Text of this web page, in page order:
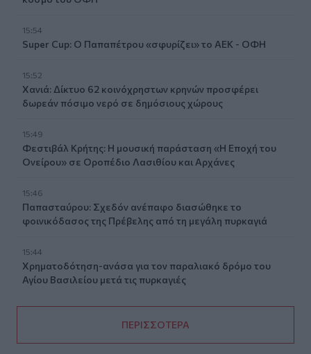
15:54
Super Cup: Ο Παπαπέτρου «σφυρίζει» το ΑΕΚ - ΟΦΗ
15:52
Χανιά: Δίκτυο 62 κοινόχρηστων κρηνών προσφέρει
δωρεάν πόσιμο νερό σε δημόσιους χώρους
15:49
Φεστιβάλ Κρήτης: Η μουσική παράσταση «Η Εποχή του
Ονείρου» σε Οροπέδιο Λασιθίου και Αρχάνες
15:46
Παπασταύρου: Σχεδόν ανέπαφο διασώθηκε το
φοινικόδασος της Πρέβελης από τη μεγάλη πυρκαγιά
15:44
Χρηματοδότηση-ανάσα για τον παραλιακό δρόμο του
Αγίου Βασιλείου μετά τις πυρκαγιές
ΠΕΡΙΣΣΟΤΕΡΑ